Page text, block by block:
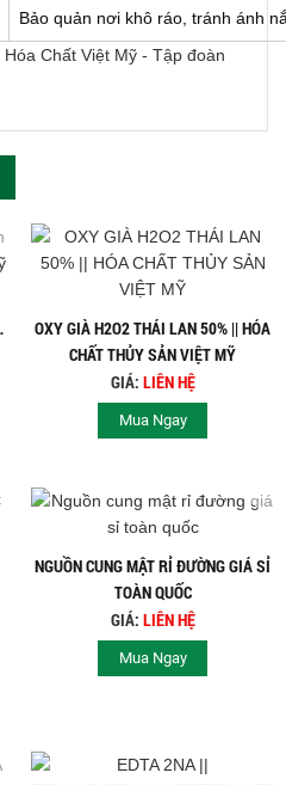
Bảo quản nơi khô ráo, tránh ánh
Hóa Chất Việt Mỹ - Tập đoàn
OXY GIÀ H2O2 THÁI LAN 50% || HÓA
CHẤT THỦY SẢN VIỆT MỸ
GIÁ: LIÊN HỆ
Mua Ngay
NGUỒN CUNG MẬT RỈ ĐƯỜNG GIÁ SỈ
TOÀN QUỐC
GIÁ: LIÊN HỆ
Mua Ngay